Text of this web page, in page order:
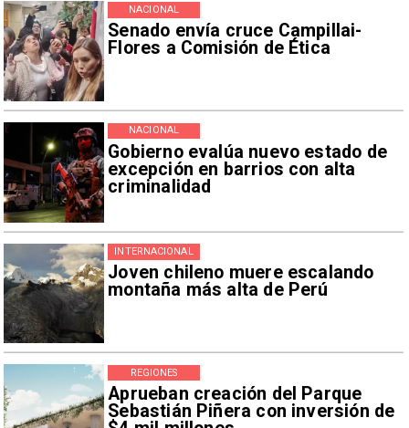
Senado envía cruce Campillai-
Flores a Comisión de Ética
NACIONAL
Gobierno evalúa nuevo estado de
excepción en barrios con alta
criminalidad
NACIONAL
Joven chileno muere escalando
montaña más alta de Perú
INTERNACIONAL
Aprueban creación del Parque
Sebastián Piñera con inversión de
REGIONES